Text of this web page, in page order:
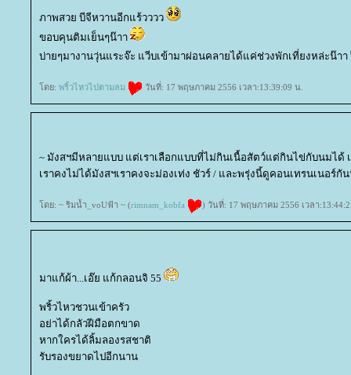
ภาพสวย บีจีหวานอีกแร้วววว
ขอบคุนติมเย็นๆน๊าา
บ่ายๆมางานวุ่นแระจ๊ะ แวีบเข้ามาผ่อนคลายได้แค่ช่วงพักเที่ยงหล่ะน๊าา
ดย: พริ้วไหวไปตามลม วันที่: 17 พฤษภาคม 2556 เวลา:13:39:09 น.
~ มังสฯมีหลายแบบ แต่เราเลือกแบบที่ไม่กินเนื้อสัตว์แต่กินไข่กับนมได้
เราคงไม่ได้มังสฯเราคงจะม่องเท่ง ชัวร์ / และพรุ่งนี้ดูคอนเทรนเนอร์กั
ดย: ~ ริมน้ำ_voUฟ้า ~ (rimnam_kobfa ) วันที่: 17 พฤษภาคม 2556 เวลา
มาแก้ผ้า...เอ๊ย แก้กลอนจิ 55
พริ้วไหวชวนเข้าครัว
อย่าได้กลัวฝีมือตกขาด
หากใครได้ลิ้มลองรสชาติ
รับรองขยาดไปอีกนาน